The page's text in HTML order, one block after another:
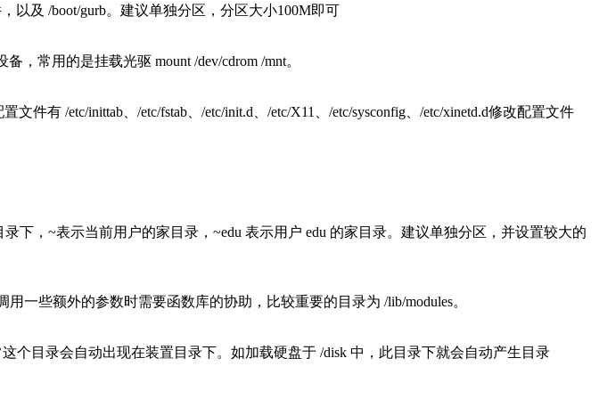
以及 /boot/gurb。建议单独分区，分区大小100M即可
，常用的是挂载光驱 mount /dev/cdrom /mnt。
有 /etc/inittab、/etc/fstab、/etc/init.d、/etc/X11、/etc/sysconfig、/etc/xinetd.d修改配置文件
下，~表示当前用户的家目录，~edu 表示用户 edu 的家目录。建议单独分区，并设置较大的
一些额外的参数时需要函数库的协助，比较重要的目录为 /lib/modules。
个目录会自动出现在装置目录下。如加载硬盘于 /disk 中，此目录下就会自动产生目录